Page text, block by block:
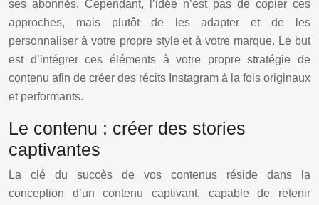
ses abonnés. Cependant, l’idée n’est pas de copier ces
approches, mais plutôt de les adapter et de les
personnaliser à votre propre style et à votre marque. Le but
est d’intégrer ces éléments à votre propre stratégie de
contenu afin de créer des récits Instagram à la fois originaux
et performants.
Le contenu : créer des stories
captivantes
La clé du succès de vos contenus réside dans la
conception d’un contenu captivant, capable de retenir